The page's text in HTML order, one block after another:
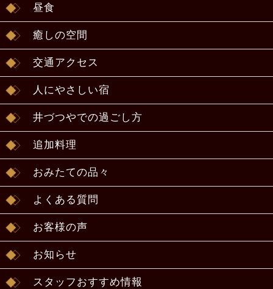
昼食
癒しの空間
交通アクセス
人にやさしい宿
井づつやでの過ごし方
追加料理
おみたての品々
よくある質問
お客様の声
お知らせ
スタッフおすすめ情報